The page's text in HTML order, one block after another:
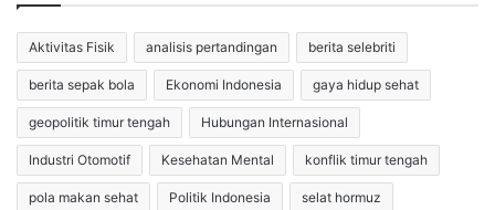
Aktivitas Fisik analisis pertandingan berita selebriti
berita sepak bola Ekonomi Indonesia gaya hidup sehat
geopolitik timur tengah Hubungan Internasional
Industri Otomotif Kesehatan Mental konflik timur tengah
pola makan sehat Politik Indonesia selat hormuz